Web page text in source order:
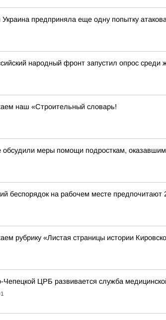
Украина предприняла еще одну попытку
народный фронт запустил опрос среди
наш «Строительный словарь!
обсудили меры помощи подросткам,
беспорядок на рабочем месте предпочитают
рубрику «Листая страницы истории
Чепецкой ЦРБ развивается служба